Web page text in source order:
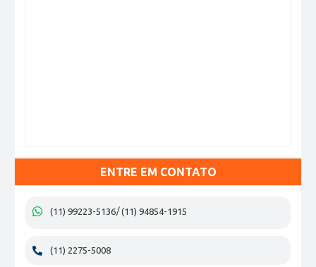
ENTRE EM CONTATO
(11) 99223-5136 (11) 94854-1915
(11) 2275-5008